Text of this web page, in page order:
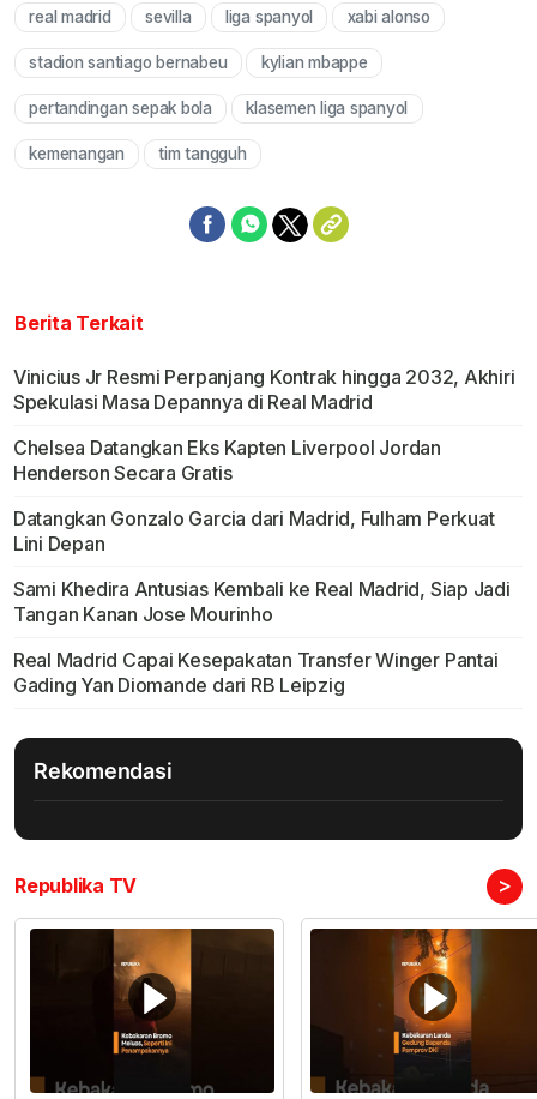
Mute
real madrid sevilla liga spanyol xabi alonso
stadion santiago bernabeu kylian mbappe
pertandingan sepak bola klasemen liga spanyol
kemenangan tim tangguh
Berita Terkait
Vinicius Jr Resmi Perpanjang Kontrak hingga 2032, Akhiri
Spekulasi Masa Depannya di Real Madrid
Chelsea Datangkan Eks Kapten Liverpool Jordan
Henderson Secara Gratis
Datangkan Gonzalo Garcia dari Madrid, Fulham Perkuat
Lini Depan
Sami Khedira Antusias Kembali ke Real Madrid, Siap Jadi
Tangan Kanan Jose Mourinho
Real Madrid Capai Kesepakatan Transfer Winger Pantai
Gading Yan Diomande dari RB Leipzig
Rekomendasi
Republika TV >